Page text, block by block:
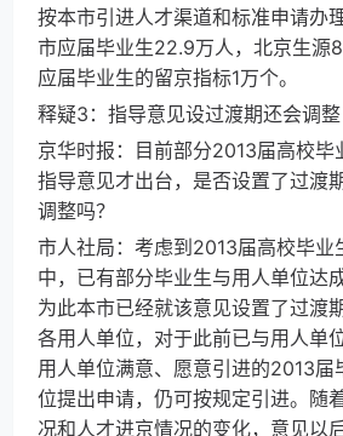
按本市引进人才渠道和标准申请办
市应届毕业生22.9万人，北京生源
应届毕业生的留京指标1万个。
释疑3：指导意见设过渡期还会调整
京华时报：目前部分2013届高校毕
指导意见才出台，是否设置了过渡
调整吗？
市人社局：考虑到2013届高校毕业
中，已有部分毕业生与用人单位达
为此本市已经就该意见设置了过渡
各用人单位，对于此前已与用人单
用人单位满意、愿意引进的2013届
位提出申请，仍可按规定引进。随
况和人才进京情况的变化，意见以